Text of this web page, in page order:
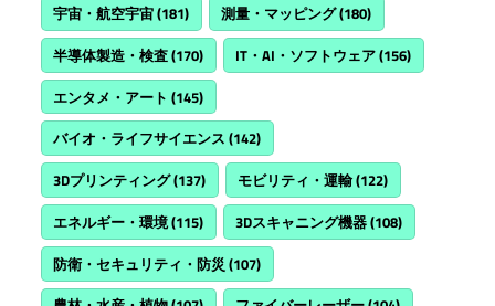
宇宙・航空宇宙(181) 測量・マッピング(180)
半導体製造・検査(170) IT・AI・ソフトウェア(156)
エンタメ・アート (145)
バイオ・ライフサイエンス (142)
3Dプリンティング(137) モビリティ・運輸(122)
エネルギー・環境(115) 3Dスキャニング機器(108)
防衛・セキュリティ・防災 (107)